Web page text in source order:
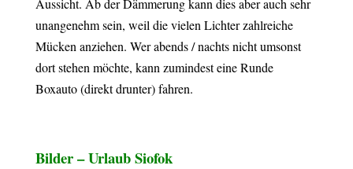
Aussicht. Ab der Dämmerung kann dies aber auch sehr
unangenehm sein, weil die vielen Lichter zahlreiche
Mücken anziehen. Wer abends / nachts nicht umsonst
dort stehen möchte, kann zumindest eine Runde
Boxauto (direkt drunter) fahren.
Bilder – Urlaub Siofok